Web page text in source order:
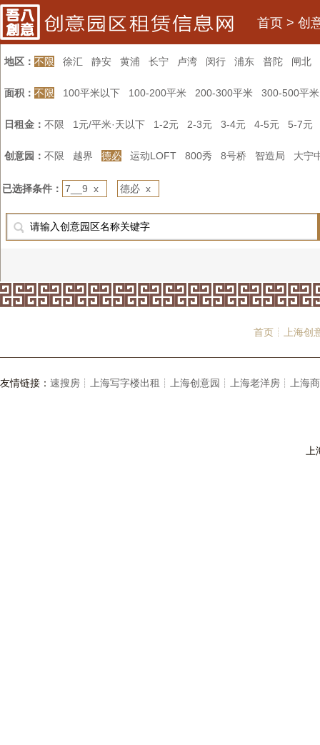
首页 > 创
地区： 不限 徐汇 静安 黄浦 长宁 卢湾 闵行 浦东 普陀 闸北
面积： 不限 100平米以下 100-200平米 200-300平米 300-500平米
日租金： 不限 1元/平米·天以下 1-2元 2-3元 3-4元 4-5元 5-7元
创意园： 不限 越界 德必 运动LOFT 800秀 8号桥 智造局 大宁
已选择条件： 7__9 x 德必 x
首页┊ 上海
友情链接： 速搜房┊ 上海写字楼出租┊ 上海创意园┊ 上海老洋房┊ 上海